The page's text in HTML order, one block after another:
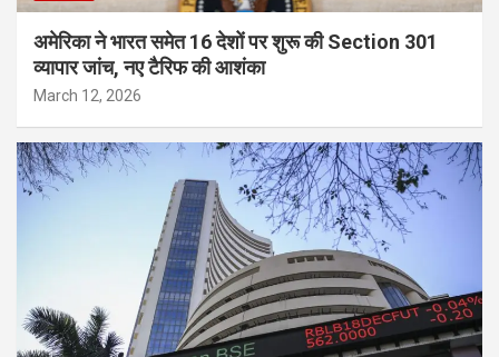
अमेरिका ने भारत समेत 16 देशों पर शुरू की Section 301
व्यापार जांच, नए टैरिफ की आशंका
March 12, 2026